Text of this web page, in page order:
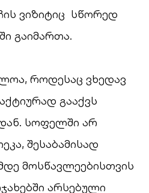
ვიზიტიც სწორედ
გაიმართა.
როდესაც ვხედავ
გააქვს
სოფელში არ
შესაბამისად
მოსწავლეებისთვის
არსებული